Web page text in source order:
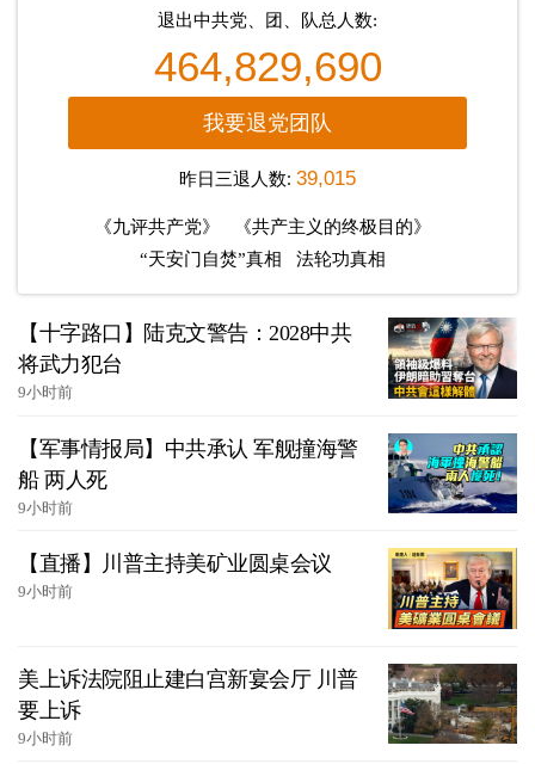
退出中共党、团、队总人数:
464,829,690
我要退党团队
昨日三退人数: 39,015
《九评共产党》
《共产主义的终极目的》
“天安门自焚”真相
法轮功真相
【十字路口】陆克文警告：2028中共
将武力犯台
9小时前
【军事情报局】中共承认 军舰撞海警
船 两人死
9小时前
【直播】川普主持美矿业圆桌会议
9小时前
美上诉法院阻止建白宫新宴会厅 川普
要上诉
9小时前